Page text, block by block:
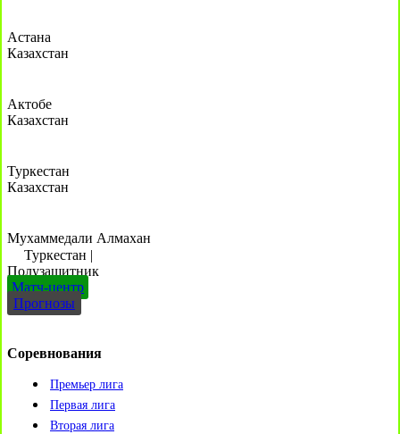
Астана
Казахстан
Актобе
Казахстан
Туркестан
Казахстан
Мухаммедали Алмахан
Туркестан |
Полузащитник
Матч-центр
Прогнозы
Соревнования
Премьер лига
Первая лига
Вторая лига